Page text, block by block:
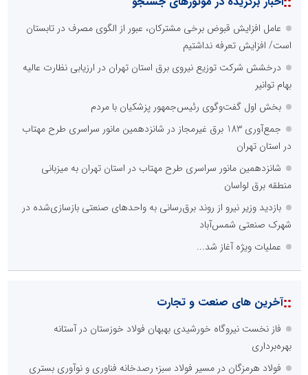
عامل افزایش قبوض برخی مشترکان، عبور از الگوی مصرف در تابستان
است/ افزایش تعرفه نداشتیم
درخشش شرکت توزیع نیروی برق استان تهران در ارزیابی نظارت عالیه
بهام توانیر
بخش اول گفت‌وگوی رئیس‌جمهور پزشکیان با مردم
جمع‌آوری 183 برق غیرمجاز در شانزدهمین مانور سراسری طرح مهتاب
در استان تهران
شانزدهمین مانور سراسری طرح مهتاب در استان تهران به میزبانی
منطقه برق لواسان
بازدید وزیر نیرو از روند برق‌رسانی به واحدهای صنعتی بازسازی‌شده در
شهرک صنعتی شمس‌آباد
عملیات ویژه آغاز شد...
::آخرین های صنعت و تجارت
فاز نخست نیروگاه خورشیدی بهبهان فولاد خوزستان در آستانه
بهره‌برداری
فولاد هرمزگان در مسیر فولاد سبز؛ رصدخانه فناوری و نوآوری بستری